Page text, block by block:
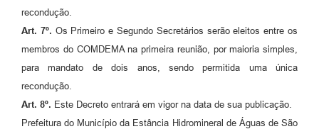
recondução.
Art. 7º. Os Primeiro e Segundo Secretários serão eleitos entre os
membros do COMDEMA na primeira reunião, por maioria simples,
para mandato de dois anos, sendo permitida uma única
recondução.
Art. 8º. Este Decreto entrará em vigor na data de sua publicação.
Prefeitura do Município da Estância Hidromineral de Águas de São